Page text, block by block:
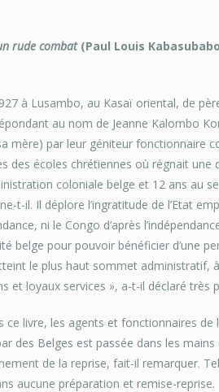
rude combat(Paul Louis
à Lusambo, au Kasaï oriental, de
au nom de Jeanne Kalombo
mère) par leur géniteur fonctionnaire
des écoles chrétiennes où régnait une
coloniale belge et 12 ans au
t-il. Il déplore l’ingratitude de l’Etat
ni le Congo d’après
belge pour pouvoir bénéficier d’une
le plus haut sommet
et loyaux services », a-t-il déclaré très
ce livre, les agents et fonctionnaires de
des Belges est passée dans les
de la reprise, fait-il remarquer.
aucune préparation et remise-reprise.